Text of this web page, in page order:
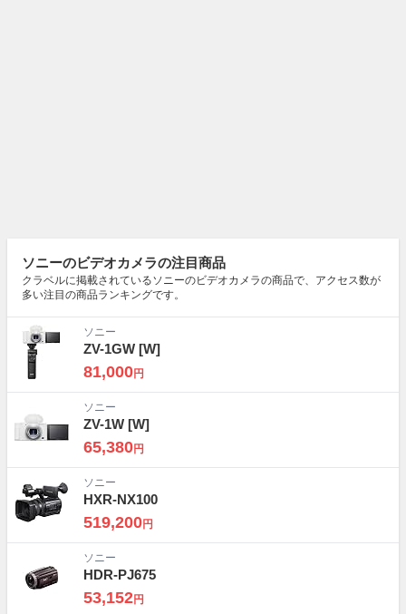
ソニーのビデオカメラの注目商品
クラベルに掲載されているソニーのビデオカメラの商品で、アクセス数が
多い注目の商品ランキングです。
ソニー
ZV-1GW [W]
81,000円
ソニー
ZV-1W [W]
65,380円
ソニー
HXR-NX100
519,200円
ソニー
HDR-PJ675
53,152円